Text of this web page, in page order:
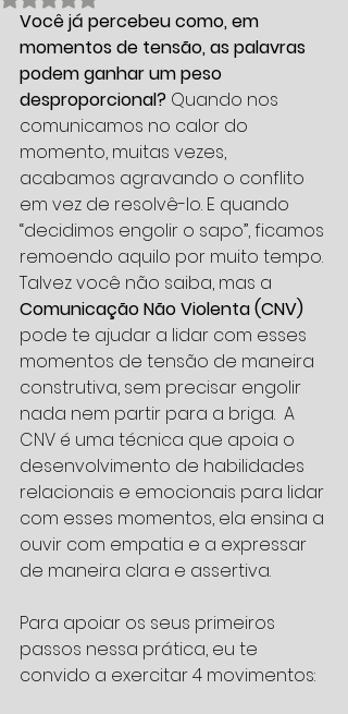
Você já percebeu como, em
momentos de tensão, as palavras
podem ganhar um peso
desproporcional? Quando nos
comunicamos no calor do
momento, muitas vezes,
acabamos agravando o conflito
em vez de resolvê-lo. E quando
“decidimos engolir o sapo”, ficamos
remoendo aquilo por muito tempo.
Talvez você não saiba, mas a
Comunicação Não Violenta (CNV)
pode te ajudar a lidar com esses
momentos de tensão de maneira
construtiva, sem precisar engolir
nada nem partir para a briga.  A
CNV é uma técnica que apoia o
desenvolvimento de habilidades
relacionais e emocionais para lidar
com esses momentos, ela ensina a
ouvir com empatia e a expressar
de maneira clara e assertiva.
Para apoiar os seus primeiros
passos nessa prática, eu te
convido a exercitar 4 movimentos: